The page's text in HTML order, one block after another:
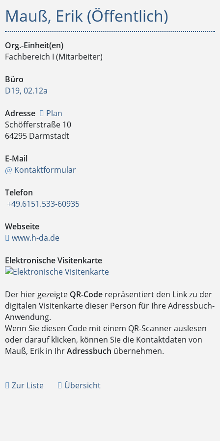
Mauß, Erik (Öffentlich)
Org.-Einheit(en)
Fachbereich I (Mitarbeiter)
Büro
D19, 02.12a
Adresse
Plan
Schöfferstraße 10
64295 Darmstadt
E-Mail
Kontaktformular
Telefon
+49.6151.533-60935
Webseite
www.h-da.de
Elektronische Visitenkarte
Der hier gezeigte QR-Code repräsentiert den Link zu der
digitalen Visitenkarte dieser Person für Ihre Adressbuch-
Anwendung.
Wenn Sie diesen Code mit einem QR-Scanner auslesen
oder darauf klicken, können Sie die Kontaktdaten von
Mauß, Erik in IhrAdressbuch übernehmen.
Zur Liste Übersicht